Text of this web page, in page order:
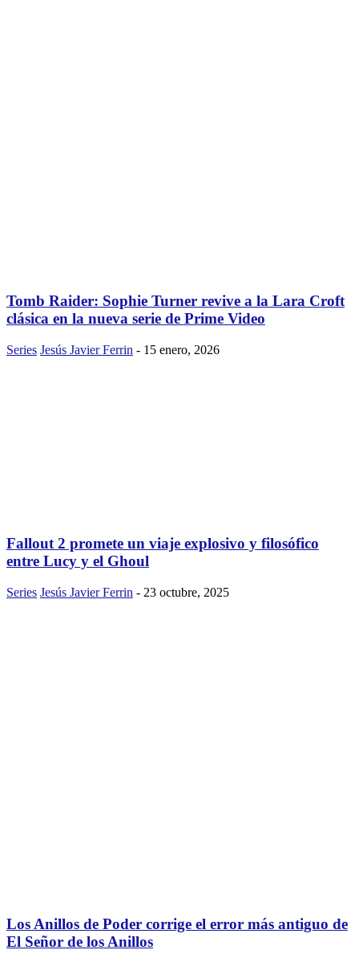
Tomb Raider: Sophie Turner revive a la Lara Croft
clásica en la nueva serie de Prime Video
Series Jesús Javier Ferrin - 15 enero, 2026
Fallout 2 promete un viaje explosivo y filosófico
entre Lucy y el Ghoul
Series Jesús Javier Ferrin - 23 octubre, 2025
Los Anillos de Poder corrige el error más antiguo de
El Señor de los Anillos